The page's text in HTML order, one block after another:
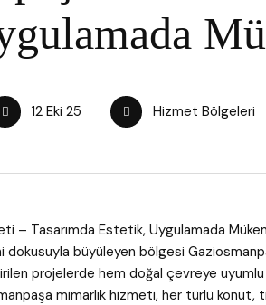
12 Eki 25 Hizmet Bölgeleri
– Tasarımda Estetik, Uygulamada
dokusuyla büyüleyen bölgesi
projelerde hem doğal çevreye
mimarlık hizmeti, her türlü